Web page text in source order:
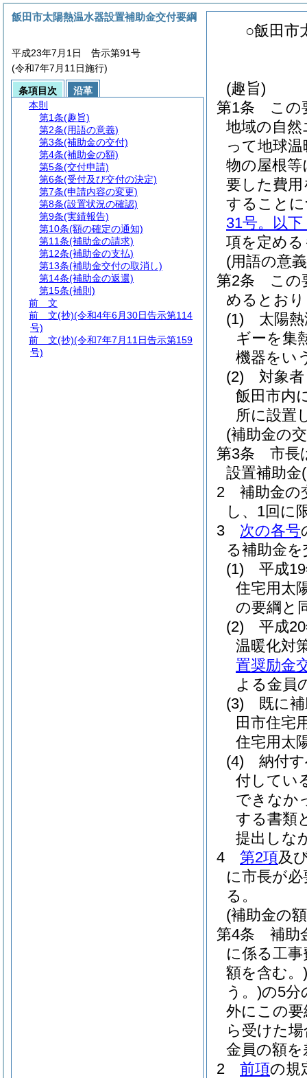
○飯田市
(趣旨)
第1条
この
地域の自
って地球
物の屋根
要した費用
すること
31号。以
項を定め
(用語の意
第2条
この
めるとお
(1)
太陽
ギーを集
機器をい
(2)
対象
飯田市内
所に設置
(補助金の
第3条
市長
設置補助金
2
補助金の
し、1回に
3
次の各号
る補助金
(1)
平成
住宅用太
の要綱と
(2)
平成
温暖化対
置奨励金
よる金員
(3)
既に
田市住宅
住宅用太
(4)
納付
付してい
できなか
する書類
提出しな
4
第2項及
に市長が
る。
(補助金の
第4条
補助
に係る工
額を含む。)
う。)の5分
外にこの
ら受けた
金員の額
2
前項の規
飯田市太陽熱温水器設置補助金交付要綱
平成23年7月1日 告示第91号
(令和7年7月11日施行)
条項目次
沿革
本則
第1条(趣旨)
第2条(用語の意義)
第3条(補助金の交付)
第4条(補助金の額)
第5条(交付申請)
第6条(受付及び交付の決定)
第7条(申請内容の変更)
第8条(設置状況の確認)
第9条(実績報告)
第10条(額の確定の通知)
第11条(補助金の請求)
第12条(補助金の支払)
第13条(補助金交付の取消し)
第14条(補助金の返還)
第15条(補則)
前 文
前 文(抄)(令和4年6月30日告示第114
号)
前 文(抄)(令和7年7月11日告示第159
号)